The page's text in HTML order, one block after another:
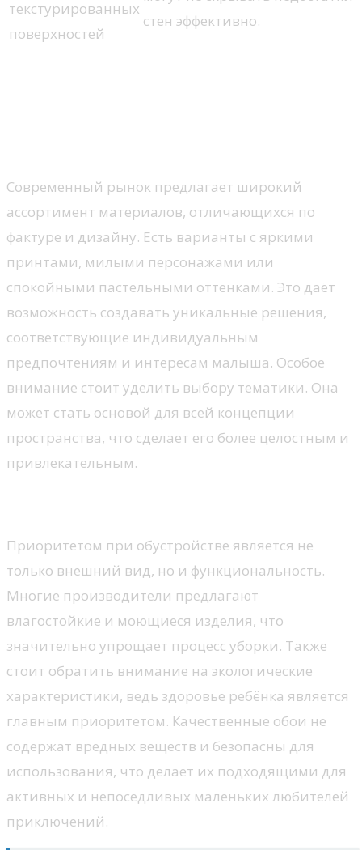
текстурированных
поверхностей
стен эффективно.
Современный рынок предлагает широкий
ассортимент материалов, отличающихся по
фактуре и дизайну. Есть варианты с яркими
принтами, милыми персонажами или
спокойными пастельными оттенками. Это даёт
возможность создавать уникальные решения,
соответствующие индивидуальным
предпочтениям и интересам малыша. Особое
внимание стоит уделить выбору тематики. Она
может стать основой для всей концепции
пространства, что сделает его более целостным и
привлекательным.
Приоритетом при обустройстве является не
только внешний вид, но и функциональность.
Многие производители предлагают
влагостойкие и моющиеся изделия, что
значительно упрощает процесс уборки. Также
стоит обратить внимание на экологические
характеристики, ведь здоровье ребёнка является
главным приоритетом. Качественные обои не
содержат вредных веществ и безопасны для
использования, что делает их подходящими для
активных и непоседливых маленьких любителей
приключений.